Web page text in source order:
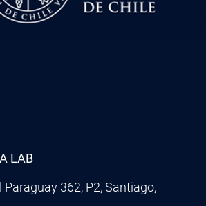
LAB
Paraguay 362, P2, Santiago,